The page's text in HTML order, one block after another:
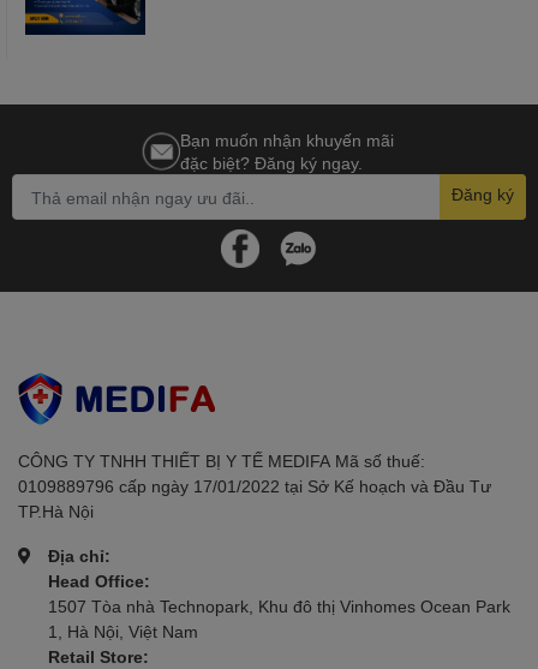
Bạn muốn nhận khuyến mãi
đặc biệt? Đăng ký ngay.
Đăng ký
CÔNG TY TNHH THIẾT BỊ Y TẾ MEDIFAㅤㅤㅤㅤㅤㅤㅤ Mã số thuế:
0109889796 cấp ngày 17/01/2022 tại Sở Kế hoạch và Đầu Tư
TP.Hà Nội
Địa chỉ:
Head Office:
1507 Tòa nhà Technopark, Khu đô thị Vinhomes Ocean Park
1, Hà Nội, Việt Nam
Retail Store: